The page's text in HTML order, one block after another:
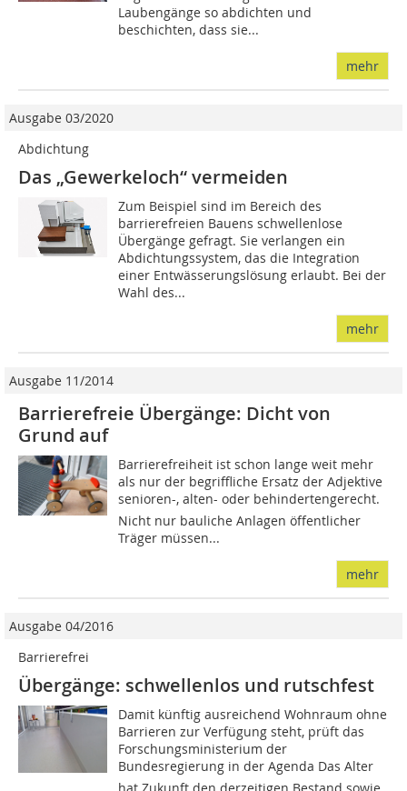
Laubengänge so abdichten und
beschichten, dass sie...
mehr
Ausgabe 03/2020
Abdichtung
Das „Gewerkeloch“ vermeiden
Zum Beispiel sind im Bereich des
barrierefreien Bauens schwellenlose
Übergänge gefragt. Sie verlangen ein
Abdichtungssystem, das die Integration
einer Entwässerungslösung erlaubt. Bei der
Wahl des...
mehr
Ausgabe 11/2014
Barrierefreie Übergänge: Dicht von
Grund auf
Barrierefreiheit ist schon lange weit mehr
als nur der begriffliche Ersatz der Adjektive
senioren-, alten- oder behindertengerecht.
Nicht nur bauliche Anlagen öffentlicher
Träger müssen...
mehr
Ausgabe 04/2016
Barrierefrei
Übergänge: schwellenlos und rutschfest
Damit künftig ausreichend Wohnraum ohne
Barrieren zur Verfügung steht, prüft das
Forschungsministerium der
Bundesregierung in der Agenda Das Alter